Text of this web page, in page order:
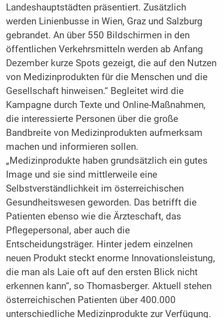
Landeshauptstädten präsentiert. Zusätzlich
werden Linienbusse in Wien, Graz und Salzburg
gebrandet. An über 550 Bildschirmen in den
öffentlichen Verkehrsmitteln werden ab Anfang
Dezember kurze Spots gezeigt, die auf den Nutzen
von Medizinprodukten für die Menschen und die
Gesellschaft hinweisen.“ Begleitet wird die
Kampagne durch Texte und Online-Maßnahmen,
die interessierte Personen über die große
Bandbreite von Medizinprodukten aufmerksam
machen und informieren sollen.
„Medizinprodukte haben grundsätzlich ein gutes
Image und sie sind mittlerweile eine
Selbstverständlichkeit im österreichischen
Gesundheitswesen geworden. Das betrifft die
Patienten ebenso wie die Ärzteschaft, das
Pflegepersonal, aber auch die
Entscheidungsträger. Hinter jedem einzelnen
neuen Produkt steckt enorme Innovationsleistung,
die man als Laie oft auf den ersten Blick nicht
erkennen kann“, so Thomasberger. Aktuell stehen
österreichischen Patienten über 400.000
unterschiedliche Medizinprodukte zur Verfügung.